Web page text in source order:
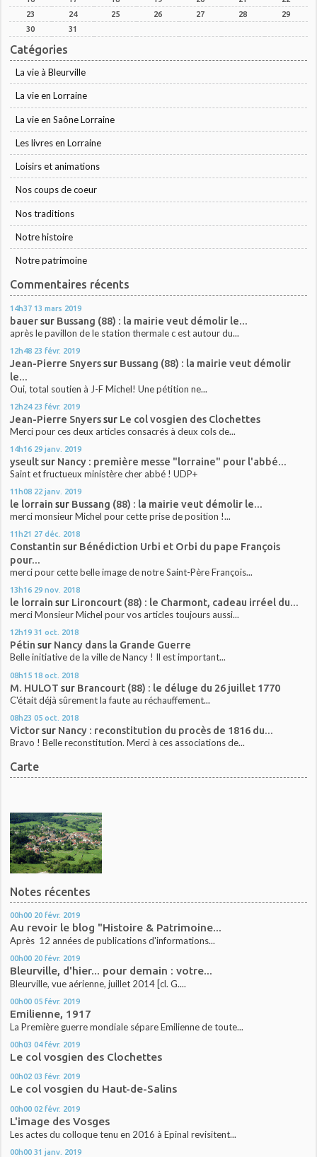
23
24 25 26 27 28
29
30
31
Catégories
La vie à Bleurville
La vie en Lorraine
La vie en Saône Lorraine
Les livres en Lorraine
Loisirs et animations
Nos coups de coeur
Nos traditions
Notre histoire
Notre patrimoine
Commentaires récents
14h37 13 mars 2019
bauersur Bussang (88) : la mairie veut démolir le...
après le pavillon de le station thermale c est autour du...
12h48 23 févr. 2019
Jean-Pierre Snyerssur Bussang (88) : la mairie veut démolir
le...
Oui, total soutien à J-F Michel! Une pétition ne...
12h24 23 févr. 2019
Jean-Pierre Snyerssur Le col vosgien des Clochettes
Merci pour ces deux articles consacrés à deux cols de...
14h16 29 janv. 2019
yseultsur Nancy : première messe "lorraine" pour l'abbé...
Saint et fructueux ministère cher abbé ! UDP+
11h08 22 janv. 2019
le lorrain sur Bussang (88) : la mairie veut démolir le...
merci monsieur Michel pour cette prise de position !...
11h21 27 déc. 2018
Constantin sur Bénédiction Urbi et Orbi du pape François
pour...
merci pour cette belle image de notre Saint-Père François...
13h16 29 nov. 2018
le lorrain sur Lironcourt (88) : le Charmont, cadeau irréel du...
merci Monsieur Michel pour vos articles toujours aussi...
12h19 31 oct. 2018
Pétin sur Nancy dans la Grande Guerre
Belle initiative de la ville de Nancy ! Il est important...
08h15 18 oct. 2018
M. HULOT sur Brancourt (88) : le déluge du 26 juillet 1770
C'était déjà sûrement la faute au réchauffement...
08h23 05 oct. 2018
Victorsur Nancy : reconstitution du procès de 1816 du...
Bravo ! Belle reconstitution. Merci à ces associations de...
Carte
Notes récentes
00h00 20 févr. 2019
Au revoir le blog "Histoire & Patrimoine...
Après 12 années de publications d'informations...
00h00 20 févr. 2019
Bleurville, d'hier... pour demain : votre...
Bleurville, vue aérienne, juillet 2014 [cl. G....
00h00 05 févr. 2019
Emilienne, 1917
La Première guerre mondiale sépare Emilienne de toute...
00h03 04 févr. 2019
Le col vosgien des Clochettes
00h02 03 févr. 2019
Le col vosgien du Haut-de-Salins
00h00 02 févr. 2019
L'image des Vosges
Les actes du colloque tenu en 2016 à Epinal revisitent...
00h00 31 janv. 2019